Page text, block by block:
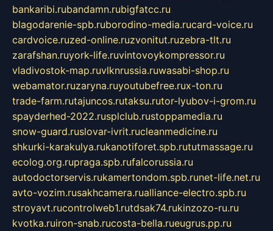
bankaribi.rubandamn.rubigfatcc.ru
blagodarenie-spb.ruborodino-media.rucard-voice.ru
cardvoice.ruzed-online.ruzvonitut.ruzebra-tlt.ru
zarafshan.ruyork-life.ruvintovoykompressor.ru
vladivostok-map.ruvlknrussia.ruwasabi-shop.ru
webamator.ruzaryna.ruyoutubefree.rux-ton.ru
trade-farm.rutajuncos.rutaksu.rutor-lyubov-i-grom.ru
spayderhed-2022.rusplclub.rustoppamedia.ru
snow-guard.ruslovar-ivrit.rucleanmedicine.ru
shkurki-karakulya.rukanotiforet.spb.rututmassage.ru
ecolog.org.rupraga.spb.rufalcorussia.ru
autodoctorservis.rukamertondom.spb.runet-life.net.ru
avto-vozim.rusakhcamera.rualliance-electro.spb.ru
stroyavt.rucontrolweb1.rutdsak74.rukinzozo-ru.ru
kvotka.ruiron-snab.rucosta-bella.rueugrus.pp.ru